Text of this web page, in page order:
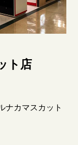
ト店
カマスカット